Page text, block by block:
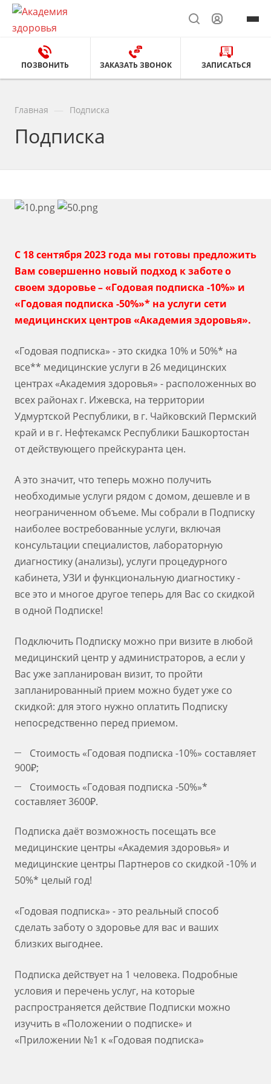
ПОЗВОНИТЬ ЗАКАЗАТЬ ЗВОНОК ЗАПИСАТЬСЯ
Главная Подписка
Подписка
С 18 сентября 2023 года мы готовы предложить
Вам совершенно новый подход к заботе о
своем здоровье – «Годовая подписка -10%» и
«Годовая подписка -50%»* на услуги сети
медицинских центров «Академия здоровья».
«Годовая подписка» - это скидка 10% и 50%* на
все** медицинские услуги в 26 медицинских
центрах «Академия здоровья» - расположенных во
всех районах г. Ижевска, на территории
Удмуртской Республики, в г. Чайковский Пермский
край и в г. Нефтекамск Республики Башкортостан
от действующего прейскуранта цен.
А это значит, что теперь можно получить
необходимые услуги рядом с домом, дешевле и в
неограниченном объеме. Мы собрали в Подписку
наиболее востребованные услуги, включая
консультации специалистов, лабораторную
диагностику (анализы), услуги процедурного
кабинета, УЗИ и функциональную диагностику -
все это и многое другое теперь для Вас со скидкой
в одной Подписке!
Подключить Подписку можно при визите в любой
медицинский центр у администраторов, а если у
Вас уже запланирован визит, то пройти
запланированный прием можно будет уже со
скидкой: для этого нужно оплатить Подписку
непосредственно перед приемом.
Стоимость «Годовая подписка -10%» составляет
900₽;
Стоимость «Годовая подписка -50%»*
составляет 3600₽.
Подписка даёт возможность посещать все
медицинские центры «Академия здоровья» и
медицинские центры Партнеров со скидкой -10% и
50%* целый год!
«Годовая подписка» - это реальный способ
сделать заботу о здоровье для вас и ваших
близких выгоднее.
Подписка действует на 1 человека. Подробные
условия и перечень услуг, на которые
распространяется действие Подписки можно
изучить в «Положении о подписке» и
«Приложении №1 к «Годовая подписка»